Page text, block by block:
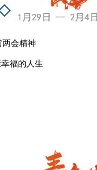
会精神
福的人生